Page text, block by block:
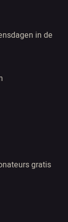
in de
gratis